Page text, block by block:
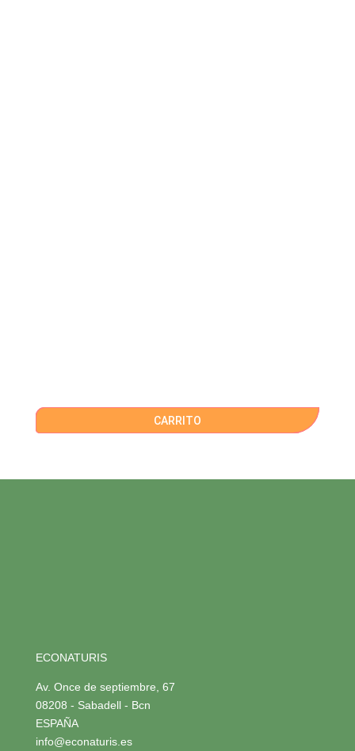
CARRITO
ECONATURIS
Av. Once de septiembre, 67
08208 - Sabadell - Bcn
ESPAÑA
info@econaturis.es